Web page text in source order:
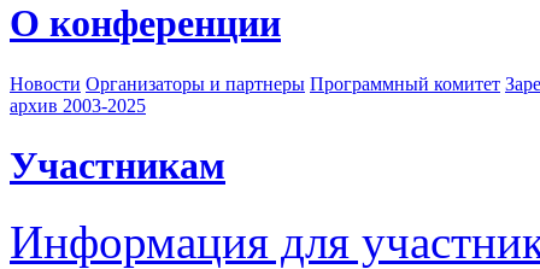
О конференции
Новости Организаторы и партнеры Программный комитет
архив 2003-2025
Участникам
Информация для